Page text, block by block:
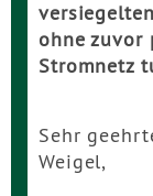
ohne zuvor
Stromnetz
Sehr
Weigel,